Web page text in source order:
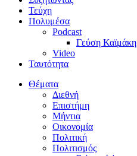
Τεύχη
Πολυμέσα
Podcast
Γεύση Καϊμάκη
Video
Ταυτότητα
Θέματα
Διεθνή
Επιστήμη
Μήντια
Οικονομία
Πολιτική
Πολιτισμός